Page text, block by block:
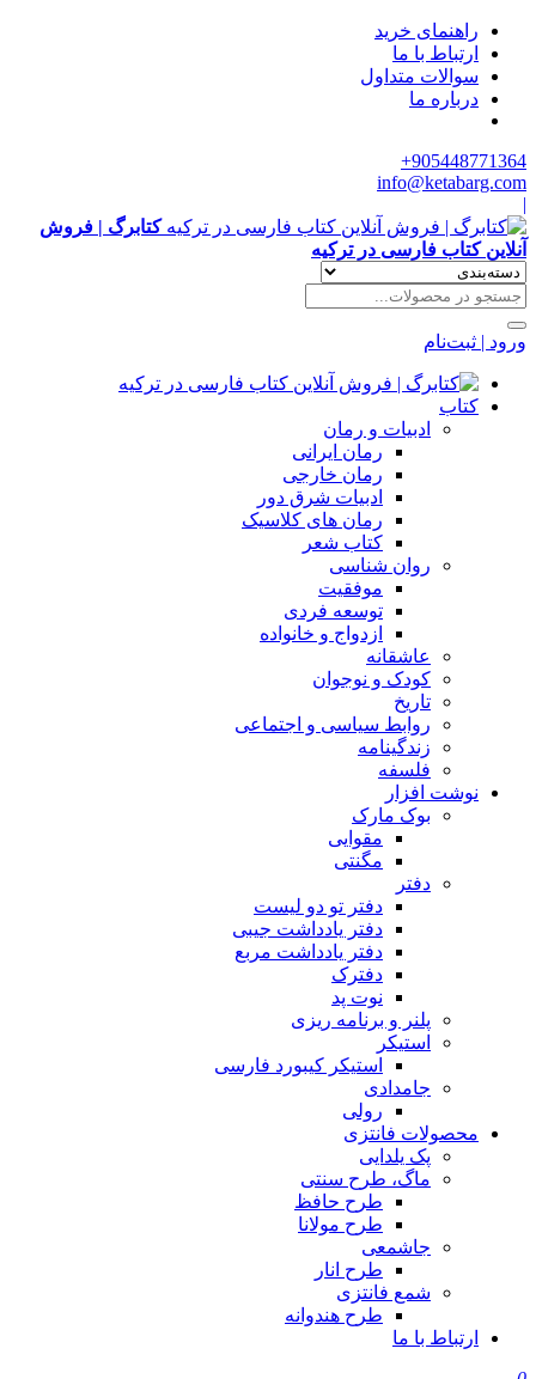
راهنمای خرید
ارتباط با ما
سوالات متداول
درباره ما
905448771364+
info@ketabarg.com
|
کتابرگ | فروش
آنلاین کتاب فارسی در ترکیه
ورود | ثبت‌نام
کتاب
ادبیات و رمان
رمان ایرانی
رمان خارجی
ادبیات شرق دور
رمان های کلاسیک
کتاب شعر
روان شناسی
موفقیت
توسعه فردی
ازدواج و خانواده
عاشقانه
کودک و نوجوان
تاریخ
روابط سیاسی و اجتماعی
زندگینامه
فلسفه
نوشت افزار
بوک مارک
مقوایی
مگنتی
دفتر
دفتر تو دو لیست
دفتر یادداشت جیبی
دفتر یادداشت مربع
دفترک
نوت پد
پلنر و برنامه ریزی
استیکر
استیکر کیبورد فارسی
جامدادی
رولی
محصولات فانتزی
پک یلدایی
ماگ، طرح سنتی
طرح حافظ
طرح مولانا
جاشمعی
طرح انار
شمع فانتزی
طرح هندوانه
ارتباط با ما